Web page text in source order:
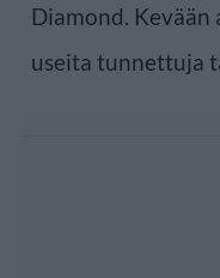
Diamond. Kevään
useita tunnettuja